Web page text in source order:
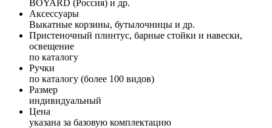
BOYARD (Россия) и др.
Аксессуары
Выкатные корзины, бутылочницы и др.
Пристеночный плинтус, барные стойки и навески,
освещение
по каталогу
Ручки
по каталогу (более 100 видов)
Размер
индивидуальный
Цена
указана за базовую комплектацию